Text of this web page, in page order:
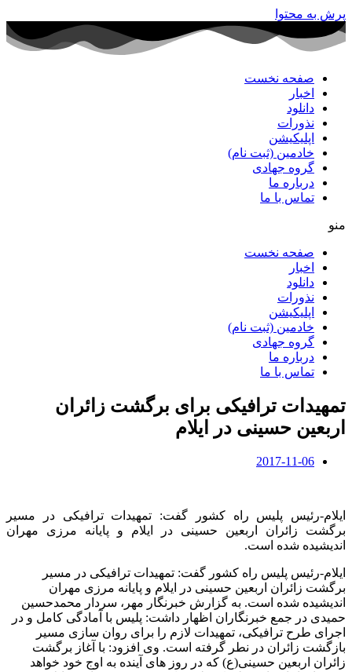
پرش به محتوا
صفحه نخست
اخبار
دانلود
نذورات
اپلیکیشن
خادمین (ثبت نام)
گروه جهادی
درباره ما
تماس با ما
منو
صفحه نخست
اخبار
دانلود
نذورات
اپلیکیشن
خادمین (ثبت نام)
گروه جهادی
درباره ما
تماس با ما
تمهیدات ترافیکی برای برگشت زائران
اربعین حسینی در ایلام
2017-11-06
ایلام-رئیس پلیس راه کشور گفت: تمهیدات ترافیکی در مسیر
برگشت زائران اربعین حسینی در ایلام و پایانه مرزی مهران
اندیشیده شده است.
ایلام-رئیس پلیس راه کشور گفت: تمهیدات ترافیکی در مسیر
برگشت زائران اربعین حسینی در ایلام و پایانه مرزی مهران
اندیشیده شده است. به گزارش خبرنگار مهر، سردار محمدحسین
حمیدی در جمع خبرنگاران اظهار داشت: پلیس با آمادگی کامل و در
اجرای طرح ترافیکی، تمهیدات لازم را برای روان سازی مسیر
بازگشت زائران در نطر گرفته است. وی افزود: با آغاز برگشت
زائران اربعین حسینی(ع) که در روز های آینده به اوج خود خواهد